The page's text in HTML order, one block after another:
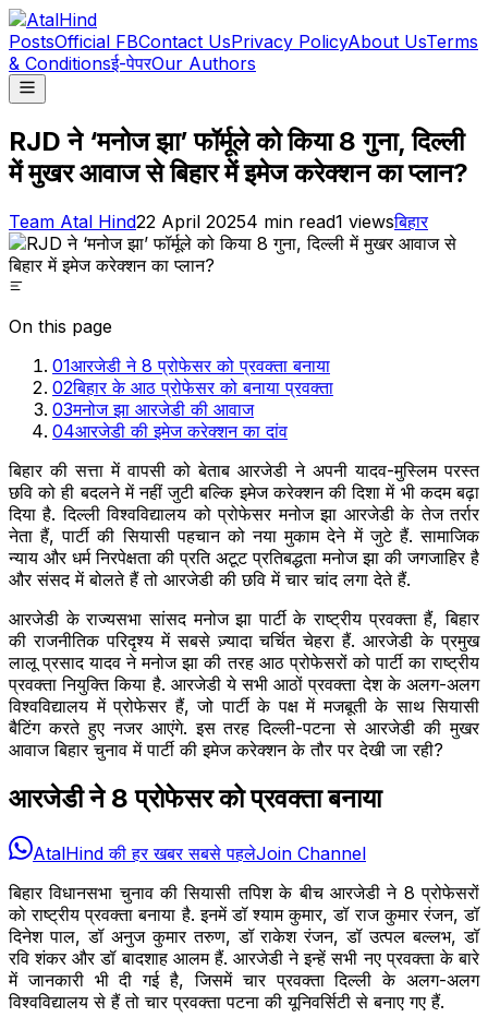
PostsOfficial FBContact UsPrivacy PolicyAbout UsTerms
& Conditionsई-पेपरOur Authors
RJD ने ‘मनोज झा’ फॉर्मूले को किया 8 गुना, दिल्ली
में मुखर आवाज से बिहार में इमेज करेक्शन का प्लान?
Team Atal Hind22 April 20254 min read1 viewsबिहार
On this page
01आरजेडी ने 8 प्रोफेसर को प्रवक्ता बनाया
02बिहार के आठ प्रोफेसर को बनाया प्रवक्ता
03मनोज झा आरजेडी की आवाज
04आरजेडी की इमेज करेक्शन का दांव
बिहार की सत्ता में वापसी को बेताब आरजेडी ने अपनी यादव-मुस्लिम परस्त
छवि को ही बदलने में नहीं जुटी बल्कि इमेज करेक्शन की दिशा में भी कदम बढ़ा
दिया है. दिल्ली विश्वविद्यालय को प्रोफेसर मनोज झा आरजेडी के तेज तर्रार
नेता हैं, पार्टी की सियासी पहचान को नया मुकाम देने में जुटे हैं. सामाजिक
न्याय और धर्म निरपेक्षता की प्रति अटूट प्रतिबद्धता मनोज झा की जगजाहिर है
और संसद में बोलते हैं तो आरजेडी की छवि में चार चांद लगा देते हैं.
आरजेडी के राज्यसभा सांसद मनोज झा पार्टी के राष्ट्रीय प्रवक्ता हैं, बिहार
की राजनीतिक परिदृश्य में सबसे ज़्यादा चर्चित चेहरा हैं. आरजेडी के प्रमुख
लालू प्रसाद यादव ने मनोज झा की तरह आठ प्रोफेसरों को पार्टी का राष्ट्रीय
प्रवक्ता नियुक्ति किया है. आरजेडी ये सभी आठों प्रवक्ता देश के अलग-अलग
विश्वविद्यालय में प्रोफेसर हैं, जो पार्टी के पक्ष में मजबूती के साथ सियासी
बैटिंग करते हुए नजर आएंगे. इस तरह दिल्ली-पटना से आरजेडी की मुखर
आवाज बिहार चुनाव में पार्टी की इमेज करेक्शन के तौर पर देखी जा रही?
आरजेडी ने 8 प्रोफेसर को प्रवक्ता बनाया
AtalHind की हर खबर सबसे पहलेJoin Channel
बिहार विधानसभा चुनाव की सियासी तपिश के बीच आरजेडी ने 8 प्रोफेसरों
को राष्ट्रीय प्रवक्ता बनाया है. इनमें डॉ श्याम कुमार, डॉ राज कुमार रंजन, डॉ
दिनेश पाल, डॉ अनुज कुमार तरुण, डॉ राकेश रंजन, डॉ उत्पल बल्लभ, डॉ
रवि शंकर और डॉ बादशाह आलम हैं. आरजेडी ने इन्हें सभी नए प्रवक्ता के बारे
में जानकारी भी दी गई है, जिसमें चार प्रवक्ता दिल्ली के अलग-अलग
विश्वविद्यालय से हैं तो चार प्रवक्ता पटना की यूनिवर्सिटी से बनाए गए हैं.